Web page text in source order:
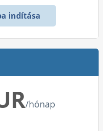
indítása
/hónap